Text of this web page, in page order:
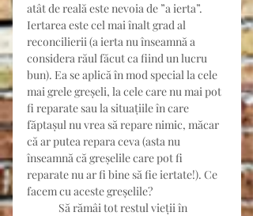
atât de reală este nevoia de ”a ierta”.
Iertarea este cel mai înalt grad al
reconcilierii (a ierta nu înseamnă a
considera răul făcut ca fiind un lucru
bun). Ea se aplică în mod special la cele
mai grele greșeli, la cele care nu mai pot
fi reparate sau la situațiile în care
făptașul nu vrea să repare nimic, măcar
că ar putea repara ceva (asta nu
înseamnă că greșelile care pot fi
reparate nu ar fi bine să fie iertate!). Ce
facem cu aceste greșelile?